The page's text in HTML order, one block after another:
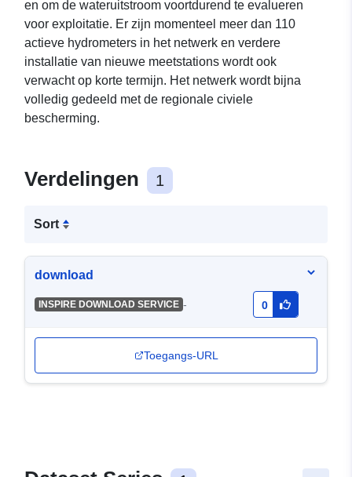
en om de wateruitstroom voortdurend te evalueren
voor exploitatie. Er zijn momenteel meer dan 110
actieve hydrometers in het netwerk en verdere
installatie van nieuwe meetstations wordt ook
verwacht op korte termijn. Het netwerk wordt bijna
volledig gedeeld met de regionale civiele
bescherming.
Verdelingen 1
Sort
download
INSPIRE DOWNLOAD SERVICE - 0
Toegangs-URL